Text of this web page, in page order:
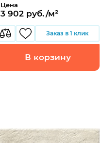
Цена
3 902 руб./м²
Заказ в 1 клик
В корзину